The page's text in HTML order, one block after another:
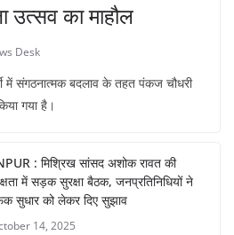
का माहौल
Desk
में संगठनात्मक बदलाव के तहत पंकज चौधरी
गया है।
: मिश्रिख सांसद अशोक रावत की
में सड़क सुरक्षा बैठक, जनप्रतिनिधियों ने
सुधार को लेकर दिए सुझाव
14, 2025